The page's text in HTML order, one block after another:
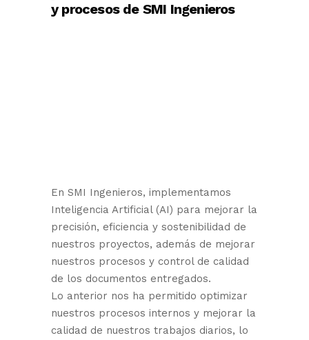
y procesos de SMI Ingenieros
En SMI Ingenieros, implementamos
Inteligencia Artificial (AI) para mejorar la
precisión, eficiencia y sostenibilidad de
nuestros proyectos, además de mejorar
nuestros procesos y control de calidad
de los documentos entregados.
Lo anterior nos ha permitido optimizar
nuestros procesos internos y mejorar la
calidad de nuestros trabajos diarios, lo